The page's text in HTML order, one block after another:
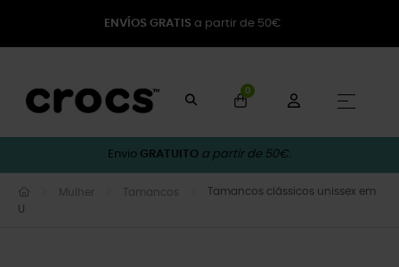
ENVÍOS GRATIS a partir de 50€
0
☰
Envio GRATUITO a partir de 50€.
Mulher Tamancos
Tamancos clássicos unissex em
U